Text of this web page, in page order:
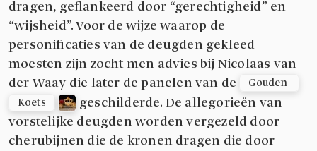
dragen, geflankeerd door “gerechtigheid” en
“wijsheid”. Voor de wijze waarop de
personificaties van de deugden gekleed
moesten zijn zocht men advies bij Nicolaas van
der Waay die later de panelen van de
Gouden
Koets
geschilderde. De allegorieën van
vorstelijke deugden worden vergezeld door
cherubijnen die de kronen dragen die door